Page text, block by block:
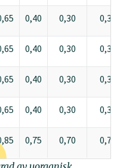
0,40 0,30 0,30
0,40 0,30 0,30
0,40 0,30 0,30
0,40 0,30 0,30
0,75 0,70 0,70